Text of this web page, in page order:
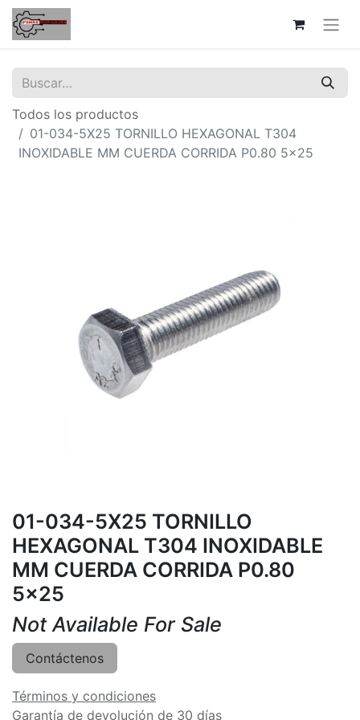
Todos los productos
01-034-5X25 TORNILLO HEXAGONAL T304
INOXIDABLE MM CUERDA CORRIDA P0.80 5x25
01-034-5X25 TORNILLO
HEXAGONAL T304 INOXIDABLE
MM CUERDA CORRIDA P0.80
5x25
Not Available For Sale
Contáctenos
Términos y condiciones
Garantía de devolución de 30 días